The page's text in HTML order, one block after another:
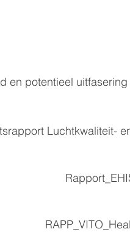
en potentieel
Luchtkwaliteit-